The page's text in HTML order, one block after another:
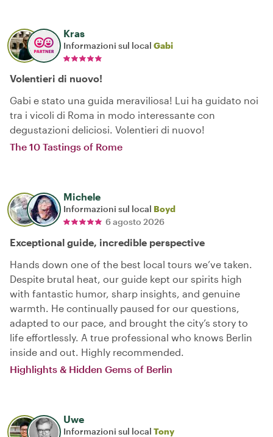
Kras
Informazioni sul local Gabi
Volentieri di nuovo!
Gabi e stato una guida meraviliosa! Lui ha guidato noi
tra i vicoli di Roma in modo interessante con
degustazioni deliciosi. Volentieri di nuovo!
The 10 Tastings of Rome
Michele
Informazioni sul local Boyd
6 agosto 2026
Exceptional guide, incredible perspective
Hands down one of the best local tours we’ve taken.
Despite brutal heat, our guide kept our spirits high
with fantastic humor, sharp insights, and genuine
warmth. He continually paused for our questions,
adapted to our pace, and brought the city’s story to
life effortlessly. A true professional who knows Berlin
inside and out. Highly recommended.
Highlights & Hidden Gems of Berlin
Uwe
Informazioni sul local Tony